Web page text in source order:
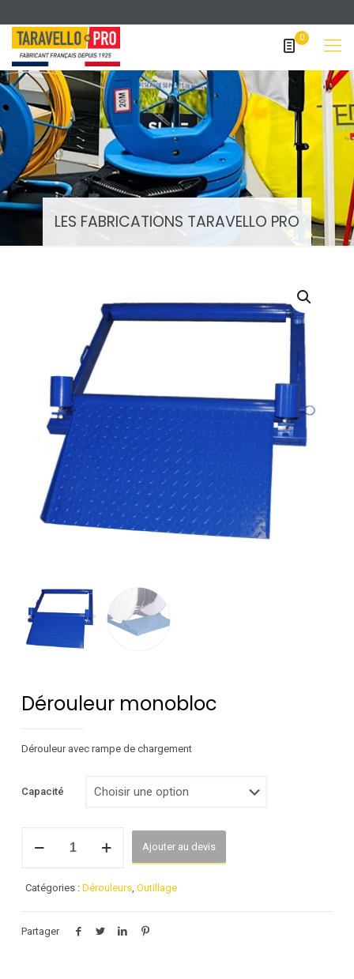
0
LES FABRICATIONS TARAVELLO PRO
Dérouleur monobloc
Dérouleur avec rampe de chargement
Capacité
Ajouter au devis
Catégories : Dérouleurs Outillage
Partager